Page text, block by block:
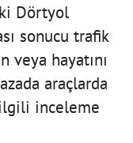
Dörtyol
sonucu trafik
veya hayatını
araçlarda
inceleme